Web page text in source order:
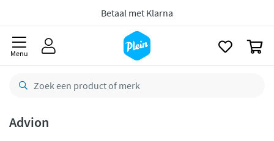
Betaal met Klarna
Menu
Advion